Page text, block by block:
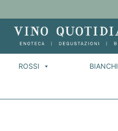
ROSSI BIANCHI